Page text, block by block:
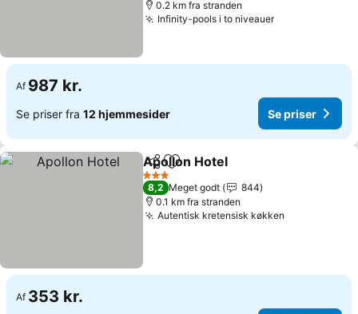
0.2 km fra stranden
Infinity-pools i to niveauer
Af 987 kr.
Se priser fra 12 hjemmesider Se priser
Del Føj til favoritter
Apollon Hotel
3 Stjerner
8,2 Meget godt
844
0.1 km fra stranden
Autentisk kretensisk køkken
Af 353 kr.